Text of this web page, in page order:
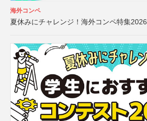
海外コンペ
夏休みにチャレンジ！海外コンペ特集2026